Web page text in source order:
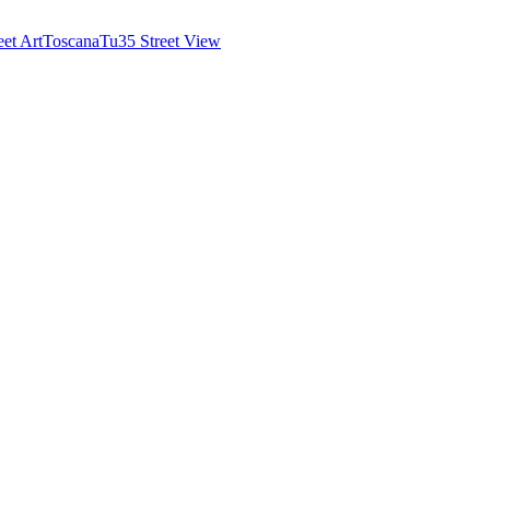
ArtToscanaTu35 Street View